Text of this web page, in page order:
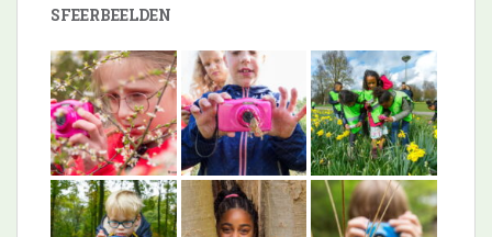
SFEERBEELDEN